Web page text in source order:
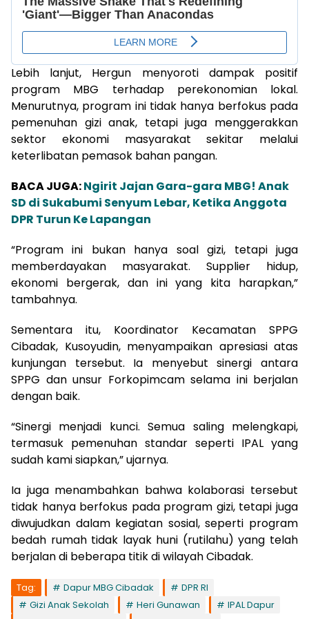
Lebih lanjut, Hergun menyoroti dampak positif
program MBG terhadap perekonomian lokal.
Menurutnya, program ini tidak hanya berfokus pada
pemenuhan gizi anak, tetapi juga menggerakkan
sektor ekonomi masyarakat sekitar melalui
keterlibatan pemasok bahan pangan.
BACA JUGA:Ngirit Jajan Gara-gara MBG! Anak
SD di Sukabumi Senyum Lebar, Ketika Anggota
DPR Turun Ke Lapangan
“Program ini bukan hanya soal gizi, tetapi juga
memberdayakan masyarakat. Supplier hidup,
ekonomi bergerak, dan ini yang kita harapkan,”
tambahnya.
Sementara itu, Koordinator Kecamatan SPPG
Cibadak, Kusoyudin, menyampaikan apresiasi atas
kunjungan tersebut. Ia menyebut sinergi antara
SPPG dan unsur Forkopimcam selama ini berjalan
dengan baik.
“Sinergi menjadi kunci. Semua saling melengkapi,
termasuk pemenuhan standar seperti IPAL yang
sudah kami siapkan,” ujarnya.
Ia juga menambahkan bahwa kolaborasi tersebut
tidak hanya berfokus pada program gizi, tetapi juga
diwujudkan dalam kegiatan sosial, seperti program
bedah rumah tidak layak huni (rutilahu) yang telah
berjalan di beberapa titik di wilayah Cibadak.
Tag: Dapur MBG Cibadak
DPR RI
Gizi Anak Sekolah
Heri Gunawan
IPAL Dapur